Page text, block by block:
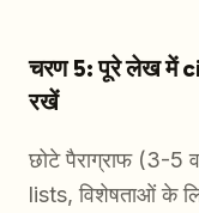
चरण 5: पूरे लेख में
रखें
छोटे पैराग्राफ (3-5
lists, विशेषताओं के